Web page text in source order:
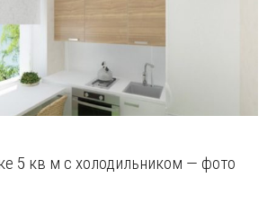
5 кв м с холодильником — фото